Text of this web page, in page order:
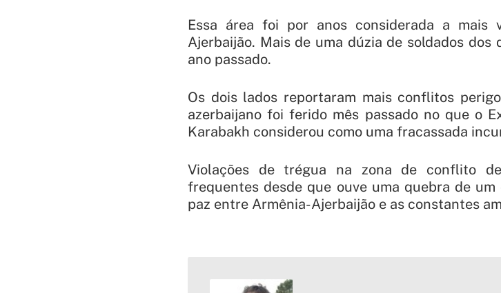
Essa área foi por anos considerada a
Ajerbaijão. Mais de uma dúzia de soldados
ano passado.
Os dois lados reportaram mais conflitos
azerbaijano foi ferido mês passado no que o
Karabakh considerou como uma fracassada
Violações de trégua na zona de conflito
frequentes desde que ouve uma quebra de
paz entre Armênia-Ajerbaijão e as constantes